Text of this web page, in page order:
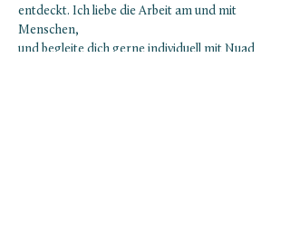
entdeckt. Ich liebe die Arbeit am und mit
Menschen,
und begleite dich gerne individuell mit Nuad